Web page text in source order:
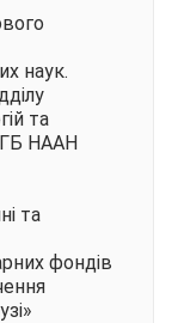
наук.
та
НААН
та
фондів